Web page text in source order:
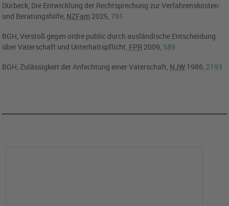
Dürbeck, Die Entwicklung der Rechtsprechung zur Verfahrenskosten-
und Beratungshilfe, NZFam 2025,791
BGH, Verstoß gegen ordre public durch ausländische Entscheidung
über Vaterschaft und Unterhaltspflicht, FPR 2009, 589
BGH, Zulässigkeit der Anfechtung einer Vaterschaft, NJW 1986, 2193